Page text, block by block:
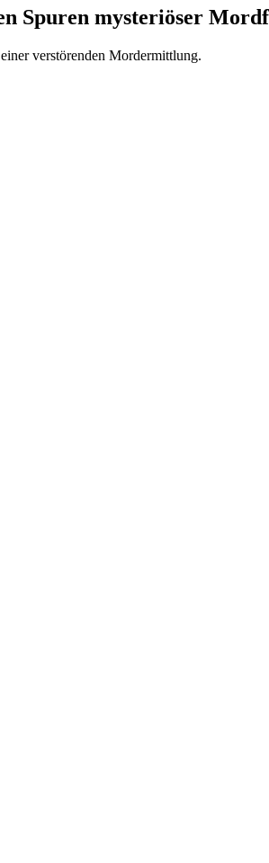
Spuren mysteriöser
verstörenden Mordermittlung.